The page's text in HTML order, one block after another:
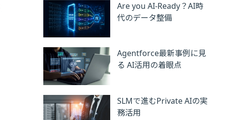
Are you AI-Ready？AI時
代のデータ整備
Agentforce最新事例に見
る AI活用の着眼点
SLMで進むPrivate AIの実
務活用